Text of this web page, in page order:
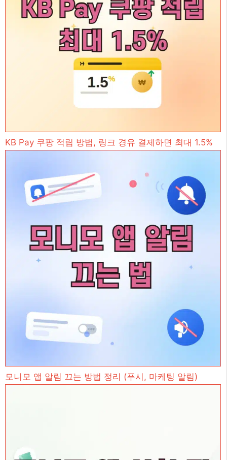
KB Pay 쿠팡 적립 방법, 링크 경유 결제하면 최대 1.5%
모니모 앱 알림 끄는 방법 정리 (푸시, 마케팅 알림)